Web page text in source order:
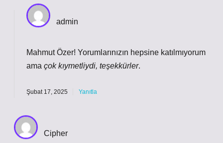
admin
Mahmut Özer! Yorumlarınızın hepsine katılmıyorum
ama çok kıymetliydi, teşekkürler.
Şubat 17, 2025 Yanıtla
Cipher